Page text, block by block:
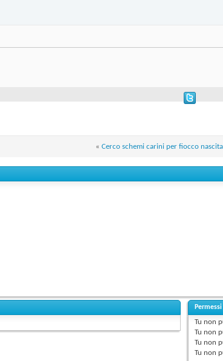
« Cerco schemi carini per fiocco nascita
Tu non
Tu non
Tu non
Tu non